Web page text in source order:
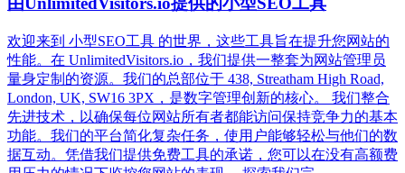
欢迎来到 小型SEO工具 的世界，这些工具旨在提升您网站的
性能。在 UnlimitedVisitors.io，我们提供一整套为网站管理员
量身定制的资源。我们的总部位于 438, Streatham High Road,
London, UK, SW16 3PX，是数字管理创新的核心。 我们整合
先进技术，以确保每位网站所有者都能访问保持竞争力的基本
功能。我们的平台简化复杂任务，使用户能够轻松与他们的数
据互动。凭借我们提供免费工具的承诺，您可以在没有高额费